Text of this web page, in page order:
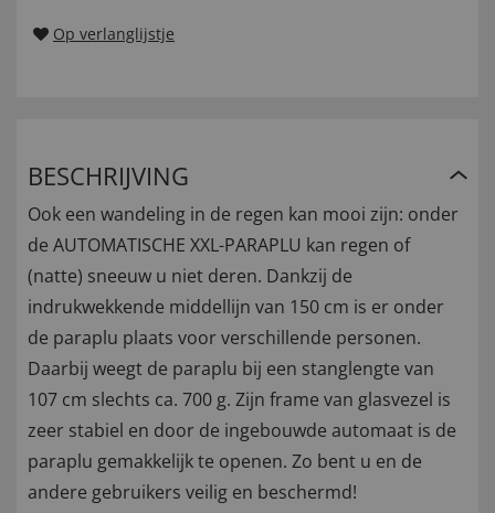
Op verlanglijstje
BESCHRIJVING
Ook een wandeling in de regen kan mooi zijn: onder
de AUTOMATISCHE XXL-PARAPLU kan regen of
(natte) sneeuw u niet deren. Dankzij de
indrukwekkende middellijn van 150 cm is er onder
de paraplu plaats voor verschillende personen.
Daarbij weegt de paraplu bij een stanglengte van
107 cm slechts ca. 700 g. Zijn frame van glasvezel is
zeer stabiel en door de ingebouwde automaat is de
paraplu gemakkelijk te openen. Zo bent u en de
andere gebruikers veilig en beschermd!